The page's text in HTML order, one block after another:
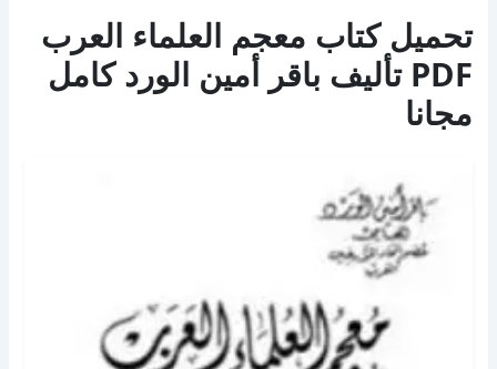
تحميل كتاب معجم العلماء العرب
PDF تأليف باقر أمين الورد كامل
مجانا